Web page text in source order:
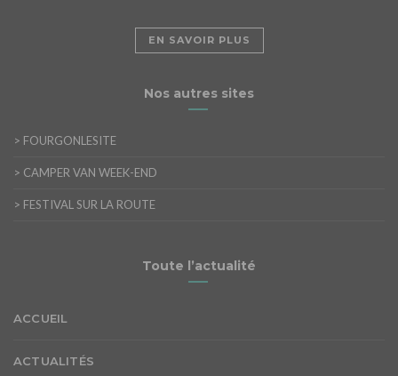
EN SAVOIR PLUS
Nos autres sites
> FOURGONLESITE
> CAMPER VAN WEEK-END
> FESTIVAL SUR LA ROUTE
Toute l’actualité
ACCUEIL
ACTUALITÉS